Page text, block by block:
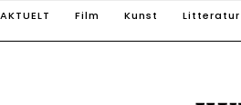
AKTUELT Film Kunst Litteratur